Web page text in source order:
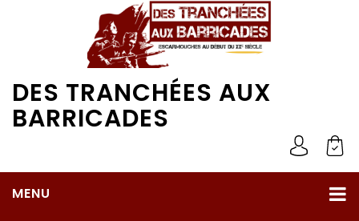
DES TRANCHÉES AUX
BARRICADES
MENU